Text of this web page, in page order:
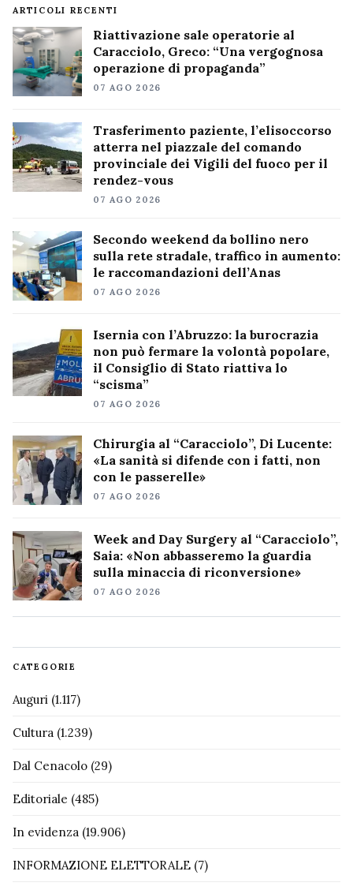
ARTICOLI RECENTI
Riattivazione sale operatorie al
Caracciolo, Greco: “Una vergognosa
operazione di propaganda”
07 AGO 2026
Trasferimento paziente, l’elisoccorso
atterra nel piazzale del comando
provinciale dei Vigili del fuoco per il
rendez-vous
07 AGO 2026
Secondo weekend da bollino nero
sulla rete stradale, traffico in aumento:
le raccomandazioni dell’Anas
07 AGO 2026
Isernia con l’Abruzzo: la burocrazia
non può fermare la volontà popolare,
il Consiglio di Stato riattiva lo
“scisma”
07 AGO 2026
Chirurgia al “Caracciolo”, Di Lucente:
«La sanità si difende con i fatti, non
con le passerelle»
07 AGO 2026
Week and Day Surgery al “Caracciolo”,
Saia: «Non abbasseremo la guardia
sulla minaccia di riconversione»
07 AGO 2026
CATEGORIE
Auguri (1.117)
Cultura (1.239)
Dal Cenacolo (29)
Editoriale (485)
In evidenza (19.906)
INFORMAZIONE ELETTORALE (7)